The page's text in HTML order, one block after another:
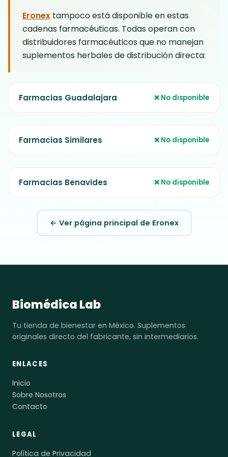
Eronex tampoco está disponible en estas
cadenas farmacéuticas. Todas operan con
distribuidores farmacéuticos que no manejan
suplementos herbales de distribución directa:
Farmacias Guadalajara ❌ No disponible
Farmacias Similares ❌ No disponible
Farmacias Benavides ❌ No disponible
← Ver página principal de Eronex
Biomédica Lab
Tu tienda de bienestar en México. Suplementos
originales directo del fabricante, sin intermediarios.
ENLACES
Inicio
Sobre Nosotros
Contacto
LEGAL
Política de Privacidad